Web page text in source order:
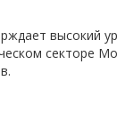
высокий
секторе